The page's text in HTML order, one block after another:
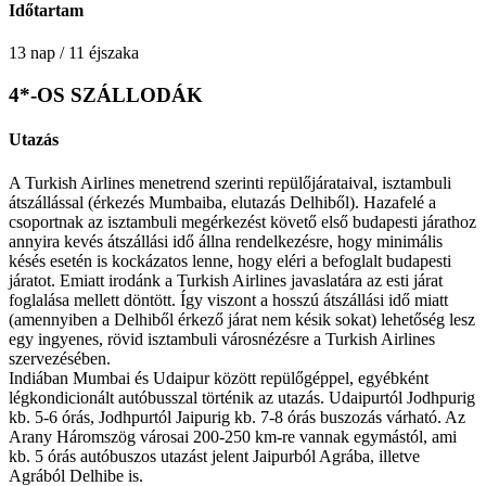
Időtartam
13 nap / 11 éjszaka
4*-OS SZÁLLODÁK
Utazás
A Turkish Airlines menetrend szerinti repülőjárataival, isztambuli
átszállással (érkezés Mumbaiba, elutazás Delhiből). Hazafelé a
csoportnak az isztambuli megérkezést követő első budapesti járathoz
annyira kevés átszállási idő állna rendelkezésre, hogy minimális
késés esetén is kockázatos lenne, hogy eléri a befoglalt budapesti
járatot. Emiatt irodánk a Turkish Airlines javaslatára az esti járat
foglalása mellett döntött. Így viszont a hosszú átszállási idő miatt
(amennyiben a Delhiből érkező járat nem késik sokat) lehetőség lesz
egy ingyenes, rövid isztambuli városnézésre a Turkish Airlines
szervezésében.
Indiában Mumbai és Udaipur között repülőgéppel, egyébként
légkondicionált autóbusszal történik az utazás. Udaipurtól Jodhpurig
kb. 5-6 órás, Jodhpurtól Jaipurig kb. 7-8 órás buszozás várható. Az
Arany Háromszög városai 200-250 km-re vannak egymástól, ami
kb. 5 órás autóbuszos utazást jelent Jaipurból Agrába, illetve
Agrából Delhibe is.